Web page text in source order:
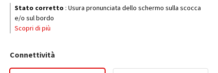
Stato corretto : Usura pronunciata dello schermo sulla scocca
e/o sul bordo
Scopri di più
Connettività